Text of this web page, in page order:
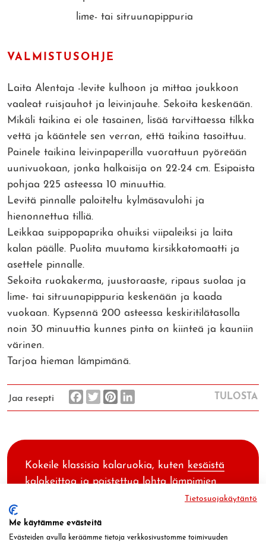
lime- tai sitruunapippuria
VALMISTUSOHJE
Laita Alentaja -levite kulhoon ja mittaa joukkoon
vaaleat ruisjauhot ja leivinjauhe. Sekoita keskenään.
Mikäli taikina ei ole tasainen, lisää tarvittaessa tilkka
vettä ja kääntele sen verran, että taikina tasoittuu.
Painele taikina leivinpaperilla vuorattuun pyöreään
uunivuokaan, jonka halkaisija on 22-24 cm. Esipaista
pohjaa 225 asteessa 10 minuuttia.
Levitä pinnalle paloiteltu kylmäsavulohi ja
hienonnettua tilliä.
Leikkaa suippopaprika ohuiksi viipaleiksi ja laita
kalan päälle. Puolita muutama kirsikkatomaatti ja
asettele pinnalle.
Sekoita ruokakerma, juustoraaste, ripaus suolaa ja
lime- tai sitruunapippuria keskenään ja kaada
vuokaan. Kypsennä 200 asteessa keskiritilätasolla
noin 30 minuuttia kunnes pinta on kiinteä ja kauniin
värinen.
Tarjoa hieman lämpimänä.
Jaa resepti TULOSTA
Kokeile klassisia kalaruokia, kuten kesäistä
kalakeittoajapaistettua lohta lämpimien
Tietosuojakäytäntö
Me käytämme evästeitä
Evästeiden avulla keräämme tietoja verkkosivustomme toimivuuden